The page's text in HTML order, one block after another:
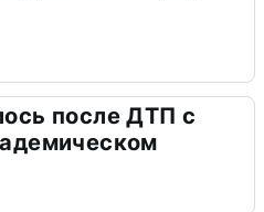
после ДТП с